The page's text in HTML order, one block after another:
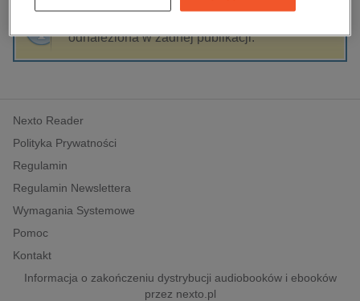
edukacja
hobby, sport, rozrywka
komputery, internet, technologie, informatyka
polityka, społeczno-informacyjne
psychologiczne
inne
popularno-naukowe
historia
odnaleziona w żadnej publikacji.
Nexto Reader
Polityka Prywatności
Regulamin
Regulamin Newslettera
Wymagania Systemowe
Pomoc
Kontakt
Informacja o zakończeniu dystrybucji audiobooków i ebooków
przez nexto.pl